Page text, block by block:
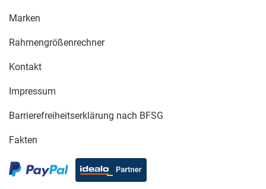
Marken
Rahmengrößenrechner
Kontakt
Impressum
Barrierefreiheitserklärung nach BFSG
Fakten